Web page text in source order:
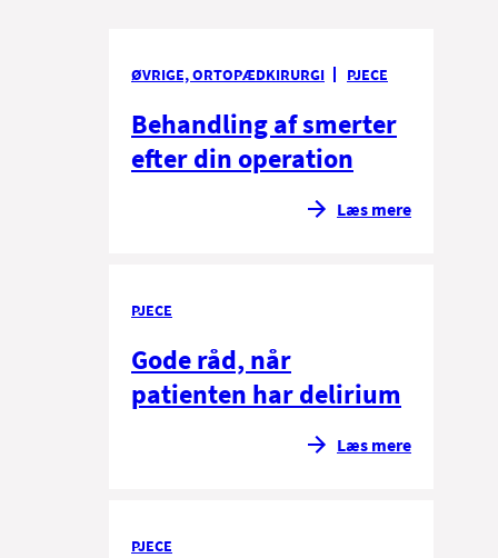
ØVRIGE, ORTOPÆDKIRURGI PJECE
Behandling af smerter
efter din operation
Læs mere
PJECE
Gode råd, når
patienten har delirium
Læs mere
PJECE